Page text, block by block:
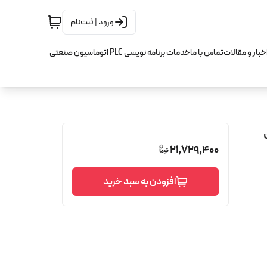
ورود | ثبت‌نام
و مقالاتتماس با ماخدمات برنامه نویسی PLC اتوماسیون صنعتی
21,729,400
افزودن به سبد خرید